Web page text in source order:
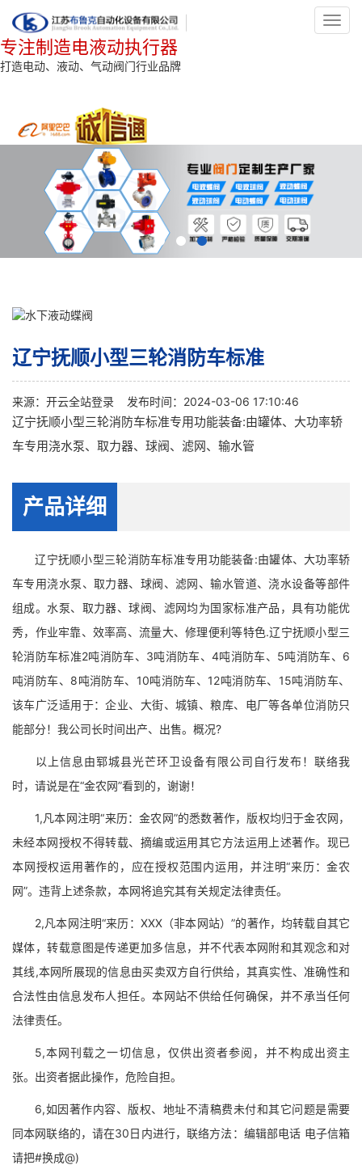
专注制造电液动执行器
打造电动、液动、气动阀门行业品牌
辽宁抚顺小型三轮消防车标准
来源： 开云全站登录 发布时间：2024-03-06 17:10:46
辽宁抚顺小型三轮消防车标准专用功能装备:由罐体、大功率轿
车专用浇水泵、取力器、球阀、滤网、输水管
产品详细
辽宁抚顺小型三轮消防车标准专用功能装备:由罐体、大功率轿
车专用浇水泵、取力器、球阀、滤网、输水管道、浇水设备等部件
组成。水泵、取力器、球阀、滤网均为国家标准产品，具有功能优
秀，作业牢靠、效率高、流量大、修理便利等特色.辽宁抚顺小型三
轮消防车标准2吨消防车、3吨消防车、4吨消防车、5吨消防车、6
吨消防车、8吨消防车、10吨消防车、12吨消防车、15吨消防车、
该车广泛适用于：企业、大街、城镇、粮库、电厂等各单位消防只
能部分！我公司长时间出产、出售。概况?
以上信息由郓城县光芒环卫设备有限公司自行发布！联络我
时，请说是在“金农网”看到的，谢谢！
1,凡本网注明“来历：金农网”的悉数著作，版权均归于金农网，
未经本网授权不得转载、摘编或运用其它方法运用上述著作。现已
本网授权运用著作的，应在授权范围内运用，并注明“来历：金农
网”。违背上述条款，本网将追究其有关规定法律责任。
2,凡本网注明“来历：XXX（非本网站）”的著作，均转载自其它
媒体，转载意图是传递更加多信息，并不代表本网附和其观念和对
其线,本网所展现的信息由买卖双方自行供给，其真实性、准确性和
合法性由信息发布人担任。本网站不供给任何确保，并不承当任何
法律责任。
5,本网刊载之一切信息，仅供出资者参阅，并不构成出资主
张。出资者据此操作，危险自担。
6,如因著作内容、版权、地址不清稿费未付和其它问题是需要
同本网联络的，请在30日内进行，联络方法：编辑部电话 电子信箱
请把#换成@)